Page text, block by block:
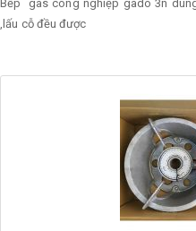
Bếp gas công nghiệp gado 3n
,lấu cỗ đều được